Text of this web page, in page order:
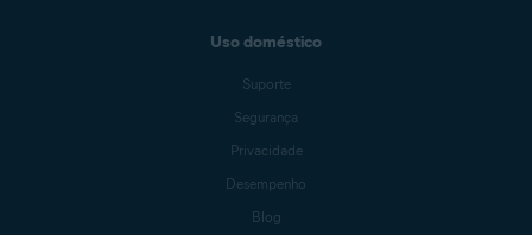
Uso doméstico
Suporte
Segurança
Privacidade
Desempenho
Blog